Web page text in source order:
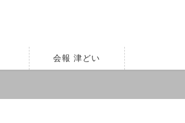
会報 津どい